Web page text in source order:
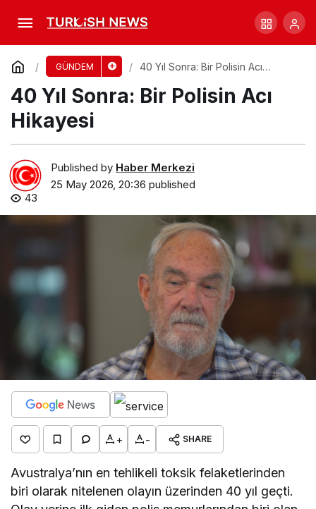
GÜNDEM
40 Yıl Sonra: Bir Polisin Acı
40 Yıl Sonra: Bir Polisin Acı
Hikayesi
Published by Haber Merkezi
25 May 2026, 20:36 published
43
+ - SHARE
Avustralya’nın en tehlikeli toksik felaketlerinden
biri olarak nitelenen olayın üzerinden 40 yıl geçti.
Yaşlı Adamın Park Ceza Mücadelesi
Mahkemede!
Comment Share